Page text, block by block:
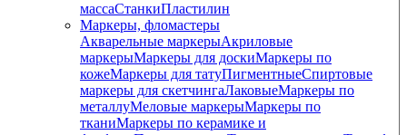
массаСтанкиПластилин
Маркеры, фломастеры
Акварельные маркерыАкриловые
маркерыМаркеры для доскиМаркеры по
кожеМаркеры для татуПигментныеCпиртовые
маркеры для скетчингаЛаковыеМаркеры по
металлуМеловые маркерыМаркеры по
тканиМаркеры по керамике и